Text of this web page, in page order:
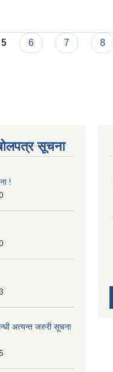
5 6 7 8
सूचना
!
अत्यन्त जरुरी सूचना